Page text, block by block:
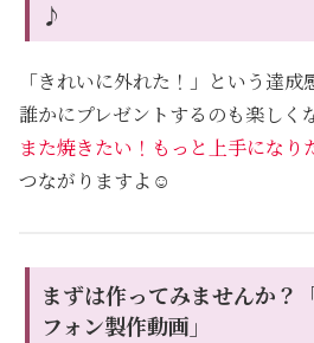
♪
「きれいに外れた！」という達成
誰かにプレゼントするのも楽しく
また焼きたい！もっと上手になり
つながりますよ☺️
まずは作ってみませんか？
フォン製作動画」